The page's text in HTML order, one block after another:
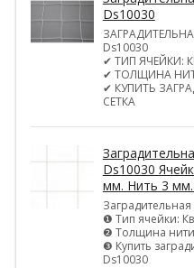
Ds10030
Ds10030
✔ ТИП ЯЧЕЙКИ:
✔ ТОЛЩИНА
✔ КУПИТЬ
СЕТКА
Ds10030
мм. Нить 3
❶ Тип ячейки:
❷ Толщина
❸ Купить
Ds10030